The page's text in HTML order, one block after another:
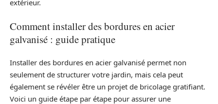
extérieur.
Comment installer des bordures en acier
galvanisé : guide pratique
Installer des bordures en acier galvanisé permet non
seulement de structurer votre jardin, mais cela peut
également se révéler être un projet de bricolage gratifiant.
Voici un guide étape par étape pour assurer une